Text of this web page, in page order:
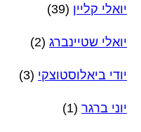
יואלי קליין (39)
יואלי שטיינברג (2)
יודי ביאלוסטוצקי (3)
יוני ברגר (1)